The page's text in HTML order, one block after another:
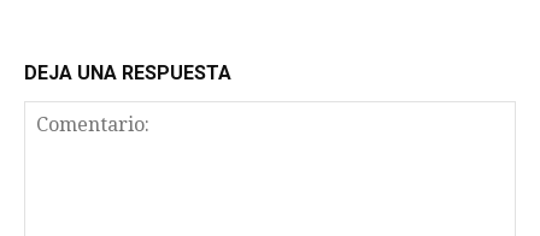
DEJA UNA RESPUESTA